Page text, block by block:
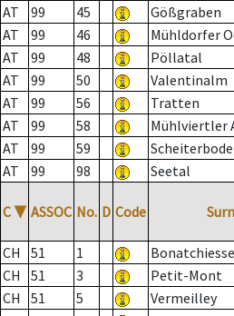
AT
99 45 Gößgraben
AT
99 46 Mühldorfer
AT
99 48 Pöllatal
AT
99 50 Valentinalm
AT
99 56 Tratten
AT
99 58 Mühlviertler
AT
99 59
AT
99 98 Seetal
C ▼ ASSOC No. D Code
CH 51 1 Bonatchiesse
CH
51 3 Petit-Mont
CH
51 5 Vermeilley